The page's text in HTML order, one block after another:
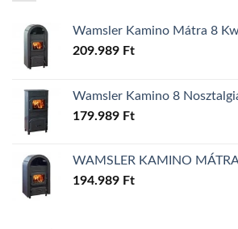
Wamsler Kamino Mátra 8
209.989 Ft
Wamsler Kamino 8
179.989 Ft
WAMSLER KAMINO
194.989 Ft